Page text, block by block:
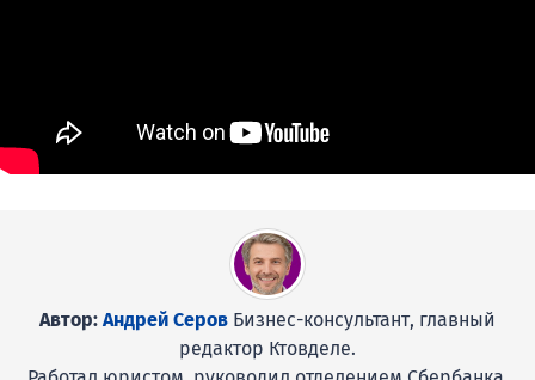
Автор: Андрей Серов Бизнес-консультант, главный
редактор Ктовделе.